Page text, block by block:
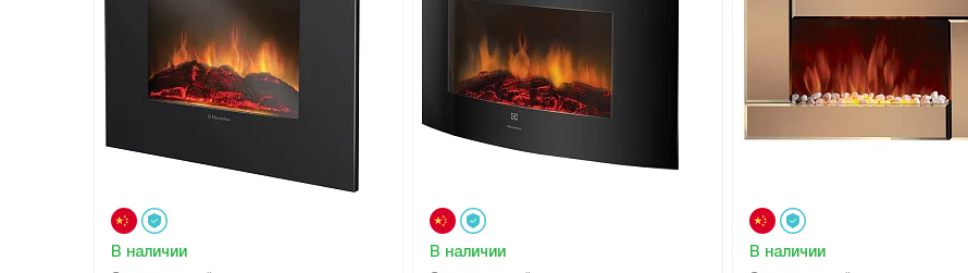
В наличии В наличии В наличии